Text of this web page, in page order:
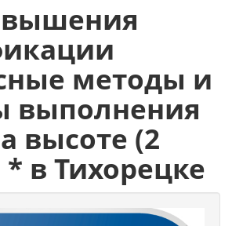
методы и
выполнения
высоте (2
* в Тихорецке